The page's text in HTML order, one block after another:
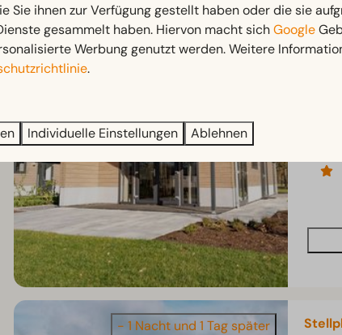
+ 1 Nacht und 1 Tag früher
- 1 Nacht und 1 Tag später
Sie ihnen zur Verfügung gestellt haben oder die sie
gesammelt haben. Hiervon macht sichGoogle
Werbung genutzt werden. Weitere
.
Individuelle Einstellungen Ablehnen